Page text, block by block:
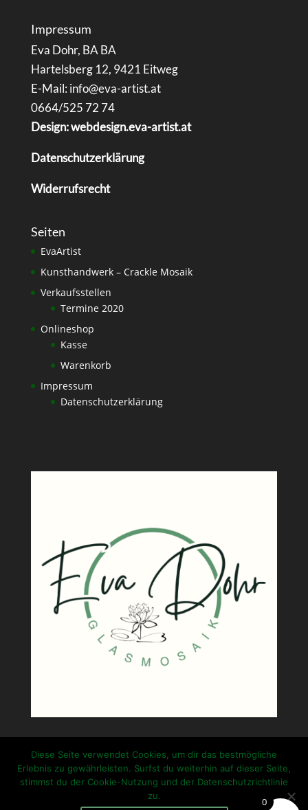
Impressum
Eva Dohr, BA BA
Hartelsberg 12, 9421 Eitweg
E-Mail: info@eva-artist.at
0664/525 72 74
Design: webdesign.eva-artist.at
Datenschutzerklärung
Widerrufsrecht
Seiten
EvaArtist
Kunsthandwerk – Crackle Mosaik
Verkaufsstellen
Termine 2020
Onlineshop
Kasse
Warenkorb
Impressum
Datenschutzerklärung
0
Diese Seite verwendet Cookies, um dir das bestmögliche
Erlebnis zu gewährleisten. Surfst du weiterhin auf dieser Seite,
stimmst du der Cookie-Nutzung und der Datenschutzrichtlinie
zu.